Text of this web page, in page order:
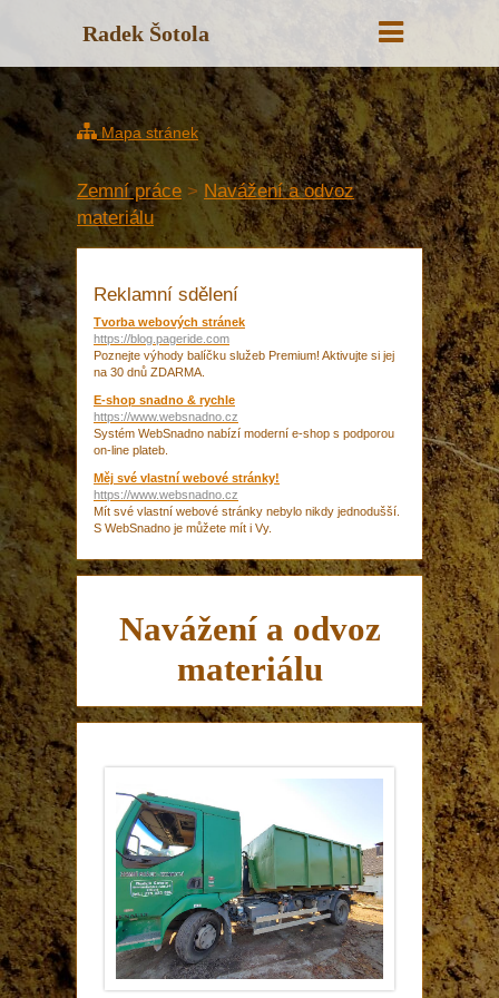
Radek Šotola
Mapa stránek
Zemní práce > Navážení a odvoz
materiálu
Reklamní sdělení
Tvorba webových stránek
https://blog.pageride.com
Poznejte výhody balíčku služeb Premium! Aktivujte si jej
na 30 dnů ZDARMA.
E-shop snadno & rychle
https://www.websnadno.cz
Systém WebSnadno nabízí moderní e-shop s podporou
on-line plateb.
Měj své vlastní webové stránky!
https://www.websnadno.cz
Mít své vlastní webové stránky nebylo nikdy jednodušší.
S WebSnadno je můžete mít i Vy.
Navážení a odvoz
materiálu